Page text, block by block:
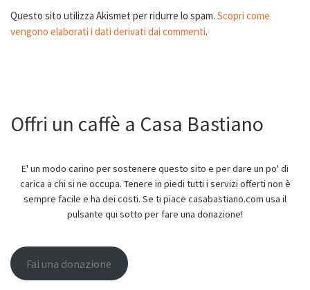
Questo sito utilizza Akismet per ridurre lo spam. Scopri come
vengono elaborati i dati derivati dai commenti.
Offri un caffè a Casa Bastiano
E' un modo carino per sostenere questo sito e per dare un po' di
carica a chi si ne occupa. Tenere in piedi tutti i servizi offerti non è
sempre facile e ha dei costi. Se ti piace casabastiano.com usa il
pulsante qui sotto per fare una donazione!
Fai una donazione